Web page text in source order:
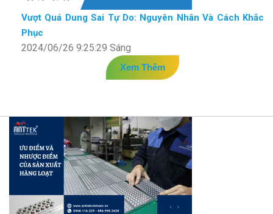
Vượt Quá Dung Sai Tự Do: Nguyên Nhân Và Cách Khắc
Phục
2024/06/26 9:25:29 Sáng
Xem Thêm